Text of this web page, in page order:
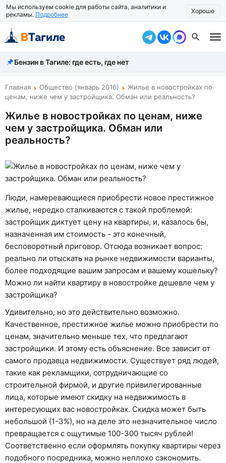
Мы используем cookie для работы сайта, аналитики и
рекламы. Подробнее Хорошо
Все новости
Происшествия
Власть
Жизнь
Экономика
Рассказать новость
Бензин в Тагиле: где есть, где нет
Главная Общество (январь 2016)
Жилье в новостройках по
ценам, ниже чем у застройщика. Обман или реальность?
Жилье в новостройках по ценам, ниже
чем у застройщика. Обман или
реальность?
Люди, намеревающиеся приобрести новое престижное
жилье, нередко сталкиваются с такой проблемой:
застройщик диктует цену на квартиры, и, казалось бы,
назначенная им стоимость - это конечный,
бесповоротный приговор. Отсюда возникает вопрос:
реально ли отыскать на рынке недвижимости варианты,
более подходящие вашим запросам и вашему кошельку?
Можно ли найти квартиру в новостройке дешевле чем у
застройщика?
Удивительно, но это действительно возможно.
Качественное, престижное жилье можно приобрести по
ценам, значительно меньше тех, что предлагают
застройщики. И этому есть объяснение. Все зависит от
самого продавца недвижимости. Существует ряд людей,
такие как рекламщики, сотрудничающие со
строительной фирмой, и другие привилегированные
лица, которые имеют скидку на недвижимость в
интересующих вас новостройках. Скидка может быть
небольшой (1-3%), но на деле это незначительное число
превращается с ощутимые 100-300 тысяч рублей!
Соответственно если оформлять покупку квартиры через
подобного посредника, можно неплохо сэкономить.